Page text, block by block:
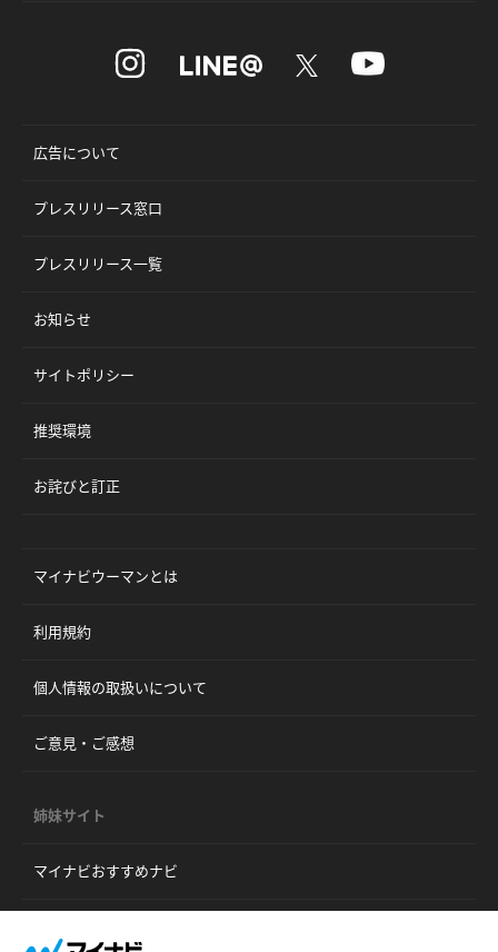
広告について
プレスリリース窓口
プレスリリース一覧
お知らせ
サイトポリシー
推奨環境
お詫びと訂正
マイナビウーマンとは
利用規約
個人情報の取扱いについて
ご意見・ご感想
姉妹サイト
マイナビおすすめナビ